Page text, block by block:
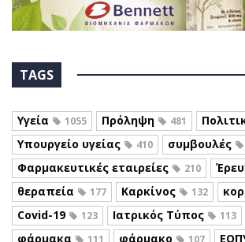
TAGS
Υγεία 1055 Πρόληψη 481
Υπουργείο υγείας 410 συμβουλές
Φαρμακευτικές εταιρείες 210
θεραπεία 177 Καρκίνος 132
Covid-19 123 Ιατρικός Τύπος 113
φάρμακα 111 φάρμακο 107